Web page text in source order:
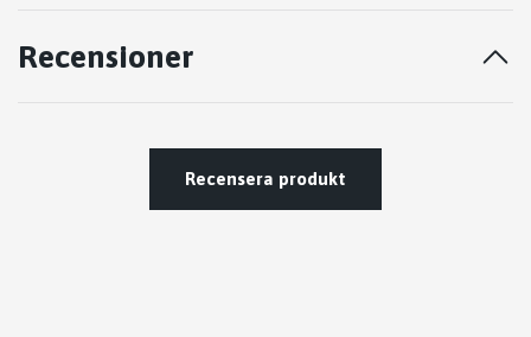
Recensioner
Recensera produkt